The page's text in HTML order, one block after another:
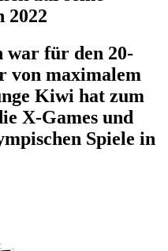
2022
war für den 20-
von maximalem
Kiwi hat zum
X-Games und
Spiele in